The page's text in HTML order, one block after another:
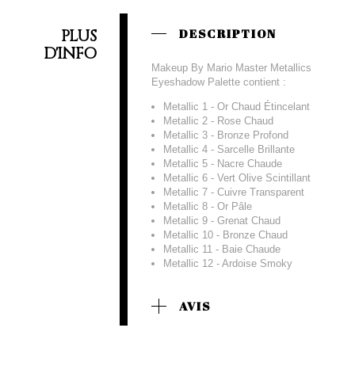
PLUS
D'INFO
DESCRIPTION
Makeup By Mario Master Metallics
Eyeshadow Palette contient :
Metallic 1 - Or Chaud Étincelant
Metallic 2 - Rose Chaud
Metallic 3 - Bronze Profond
Metallic 4 - Sarcelle Brillante
Metallic 5 - Nacre Chaude
Metallic 6 - Vert Olive Scintillant
Metallic 7 - Cuivre Transparent
Metallic 8 - Or Pâle
Metallic 9 - Grenat Chaud
Metallic 10 - Bronze Chaud
Metallic 11 - Baie Chaude
Metallic 12 - Ardoise Smoky
AVIS